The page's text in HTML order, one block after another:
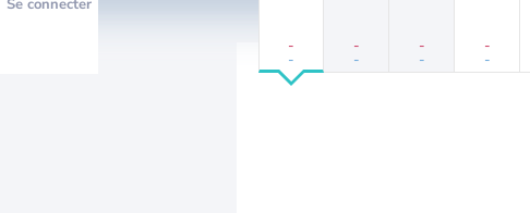
Se connecter
-
-
-
-
-
-
-
-